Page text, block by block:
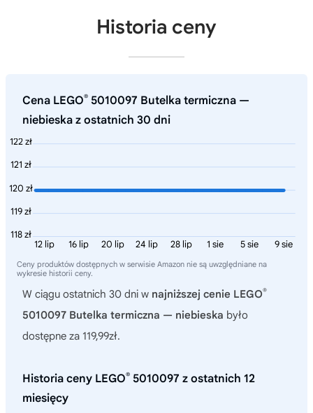
Historia ceny
Cena LEGO® 5010097 Butelka termiczna —
niebieska z ostatnich 30 dni
122 zł
121 zł
120 zł
119 zł
118 zł
9 sie
5 sie
1 sie
28 lip
24 lip
20 lip
16 lip
12 lip
Ceny produktów dostępnych w serwisie Amazon nie są uwzględniane na
wykresie historii ceny.
W ciągu ostatnich 30 dni w najniższej cenie LEGO®
5010097 Butelka termiczna — niebieska było
dostępne za 119,99zł.
Historia ceny LEGO® 5010097 z ostatnich 12
miesięcy